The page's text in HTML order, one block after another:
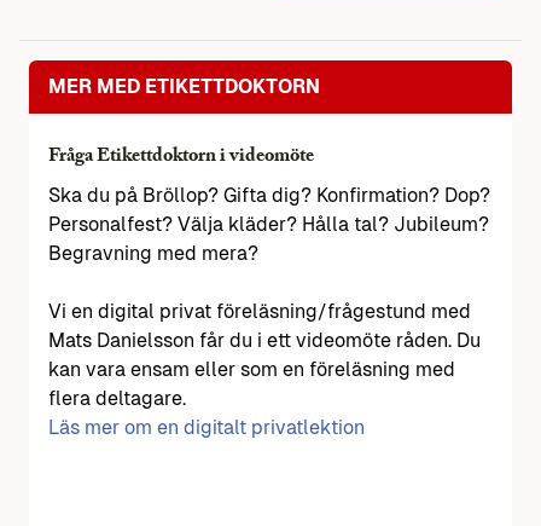
MER MED ETIKETTDOKTORN
Fråga Etikettdoktorn i videomöte
Ska du på Bröllop? Gifta dig? Konfirmation? Dop?
Personalfest? Välja kläder? Hålla tal? Jubileum?
Begravning med mera?
Vi en digital privat föreläsning/frågestund med
Mats Danielsson får du i ett videomöte råden. Du
kan vara ensam eller som en föreläsning med
flera deltagare.
Läs mer om en digitalt privatlektion